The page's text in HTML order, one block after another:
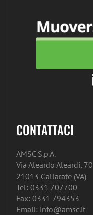
CONTATTACI
AMSC S.p.A.
Via Aleardo Aleardi, 70
21013 Gallarate (VA)
Tel: 0331 707700
Fax: 0331 794353
Email: info@amsc.it